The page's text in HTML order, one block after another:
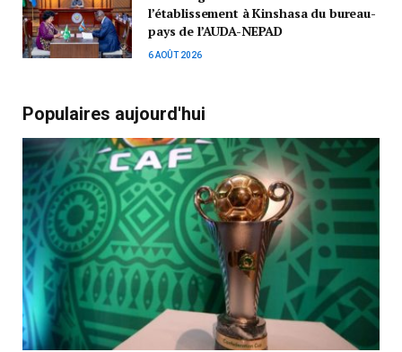
l’établissement à Kinshasa du bureau-
pays de l’AUDA-NEPAD
6 AOÛT 2026
Populaires aujourd'hui